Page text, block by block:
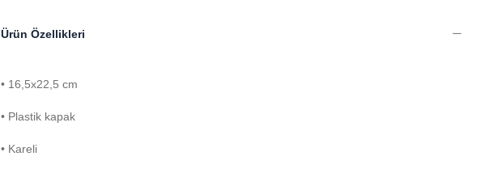
Ürün Özellikleri
• 16,5x22,5 cm
• Plastik kapak
• Kareli